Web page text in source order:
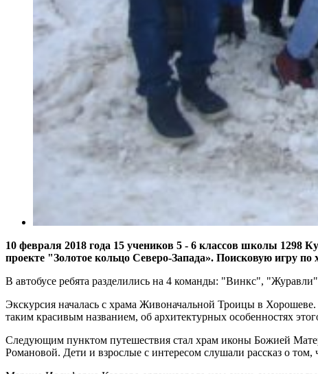
10 февраля 2018 года 15 учеников 5 - 6 классов школы
проекте "Золотое кольцо Северо-Запада». Поисковую игру
В автобусе ребята разделились на 4 команды: "Винкс",
Экскурсия началась с храма Живоначальной Троицы в Хорошеве.
таким красивым названием, об архитектурных особенностях
Следующим пунктом путешествия стал храм иконы Божией
Романовой. Дети и взрослые с интересом слушали рассказ о